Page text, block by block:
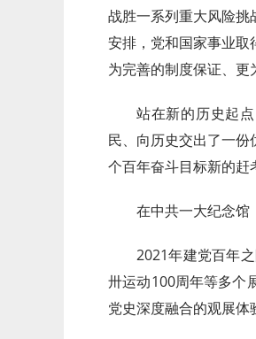
战胜一系列重大风险
安排，党和国家事业
为完善的制度保证、更
站在新的历史起
民、向历史交出了一
个百年奋斗目标新的赶
在中共一大纪念馆
2021年建党百年
卅运动100周年等多个
党史深度融合的观展体